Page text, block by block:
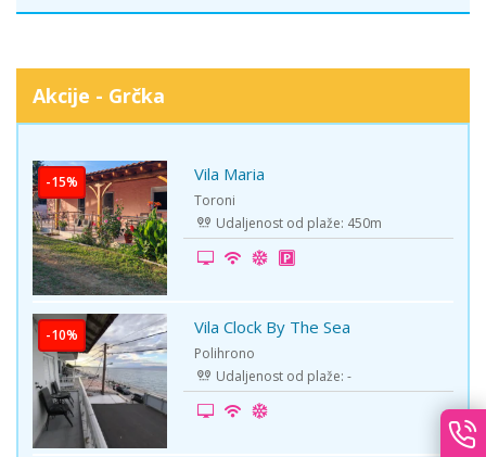
Akcije - Grčka
Vila Maria
Toroni
Udaljenost od plaže: 450m
Vila Clock By The Sea
Polihrono
Udaljenost od plaže: -